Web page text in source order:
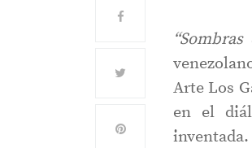
Arte Los
en el
inventada.